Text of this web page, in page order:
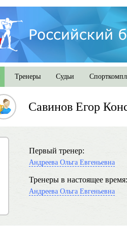
Тренеры Судьи
Савинов Егор
Первый тренер:
Андреева Ольга Евгеньевна
Тренеры в настоящее время:
Андреева Ольга Евгеньевна